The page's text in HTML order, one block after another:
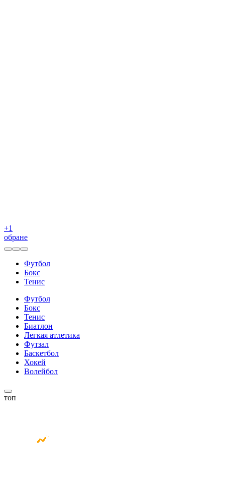
+1
обране
Футбол
Бокс
Тенис
Футбол
Бокс
Тенис
Биатлон
Легкая атлетика
Футзал
Баскетбол
Хокей
Волейбол
топ